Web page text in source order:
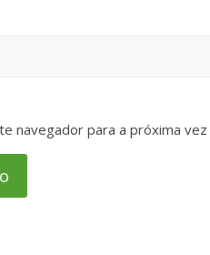
navegador para a próxima